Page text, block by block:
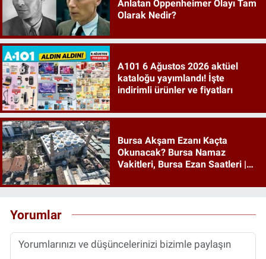
Anlatan Oppenheimer Olayı Tam
Olarak Nedir?
A101 6 Ağustos 2026 aktüel
kataloğu yayımlandı! İşte
indirimli ürünler ve fiyatları
Bursa Akşam Ezanı Kaçta
Okunacak? Bursa Namaz
Vakitleri, Bursa Ezan Saatleri |
Yorumlar